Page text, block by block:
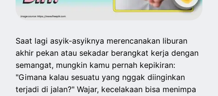
Saat lagi asyik-asyiknya merencanakan liburan
akhir pekan atau sekadar berangkat kerja dengan
semangat, mungkin kamu pernah kepikiran:
"Gimana kalau sesuatu yang nggak diinginkan
terjadi di jalan?" Wajar, kecelakaan bisa menimpa